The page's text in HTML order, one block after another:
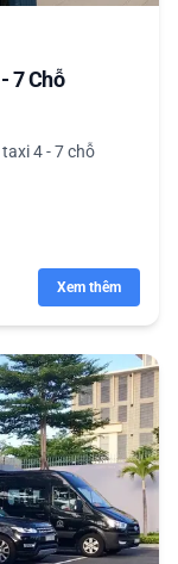
7 Chỗ
4 - 7 chỗ
Xem thêm